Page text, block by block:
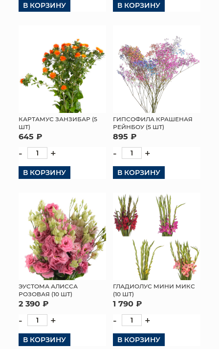
В КОРЗИНУ В КОРЗИНУ
КАРТАМУС ЗАНЗИБАР (5
ШТ)
645 ₽
- +
В КОРЗИНУ
ГИПСОФИЛА КРАШЕНАЯ
РЕЙНБОУ (5 ШТ)
895 ₽
- +
В КОРЗИНУ
ЭУСТОМА АЛИССА
РОЗОВАЯ (10 ШТ)
2 390 ₽
- +
В КОРЗИНУ
ГЛАДИОЛУС МИНИ МИКС
(10 ШТ)
1 790 ₽
- +
В КОРЗИНУ